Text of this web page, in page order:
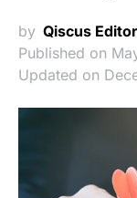
by Qiscus
Published on
Updated on